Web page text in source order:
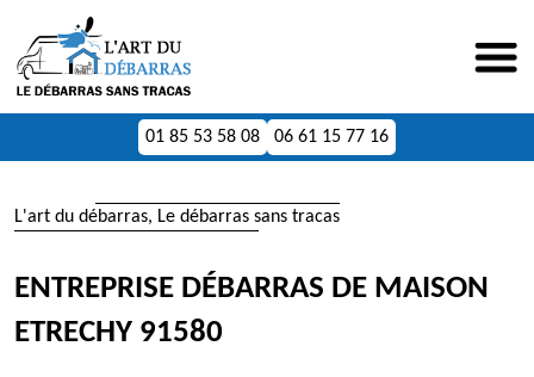
01 85 53 58 08 06 61 15 77 16
L'art du débarras, Le débarras sans tracas
ENTREPRISE DÉBARRAS DE MAISON
ETRECHY 91580